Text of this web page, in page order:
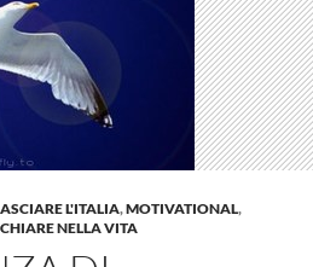
L'ITALIA,MOTIVATIONAL,
NELLA VITA